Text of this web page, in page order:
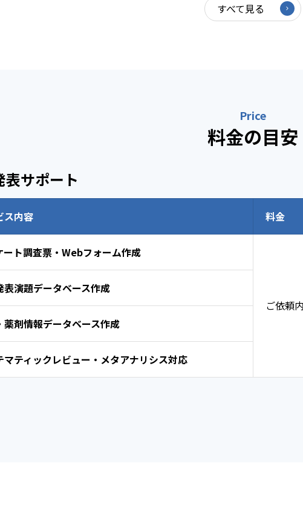
すべて見る
Price
料金の目安
表サポート
ス内容 料金
ート調査票・Webフォーム作成
ご依頼
表演題データベース作成
薬剤情報データベース作成
マティックレビュー・メタアナリシス対応